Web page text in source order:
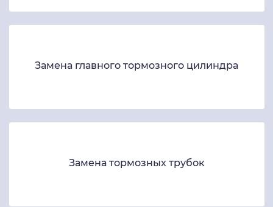
Замена главного тормозного цилиндра
Замена тормозных трубок